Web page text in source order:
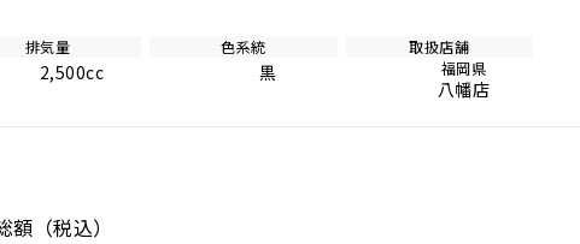
排気量
2,500cc
色系統
黒
取扱店舗
福岡県
八幡店
額 （税込）